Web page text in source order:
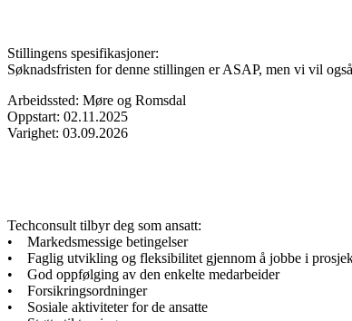
Stillingens spesifikasjoner:
Søknadsfristen for denne stillingen er ASAP, men vi vil
Arbeidssted: Møre og Romsdal
Oppstart: 02.11.2025
Varighet: 03.09.2026
Techconsult tilbyr deg som ansatt:
• Markedsmessige betingelser
• Faglig utvikling og fleksibilitet gjennom å jobbe i
• God oppfølging av den enkelte medarbeider
• Forsikringsordninger
• Sosiale aktiviteter for de ansatte